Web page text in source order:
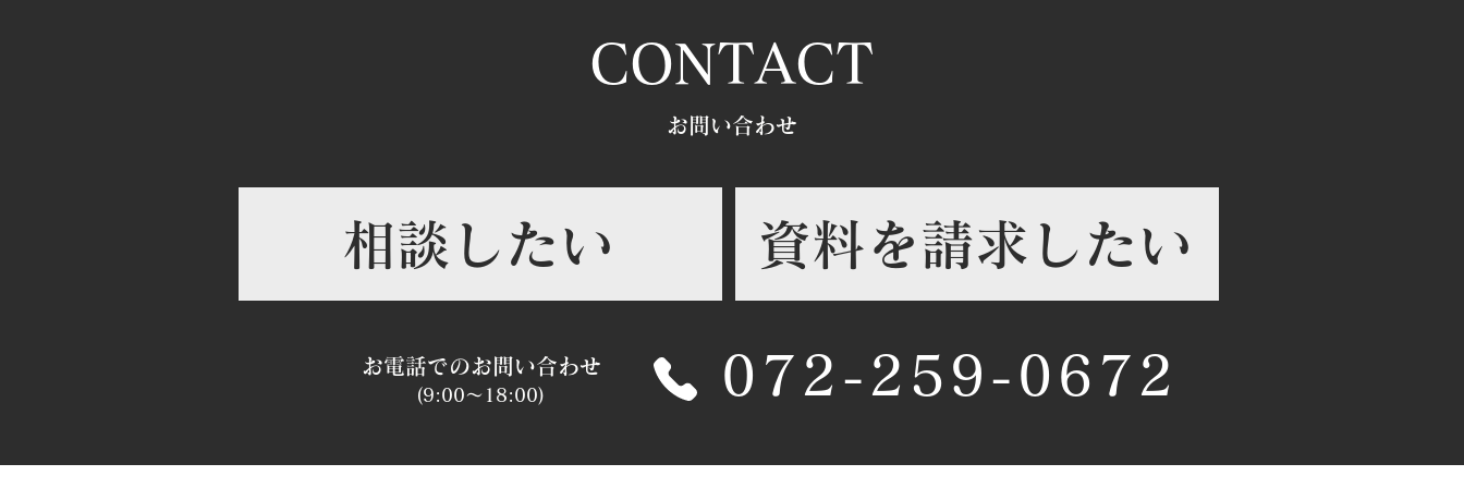
しないために知っておくべき
CONTACT
​お問い合わせ​
相談したい 資料を請求したい
072-259-0672
​お電話でのお問い合わせ​
(9:00～18:00)